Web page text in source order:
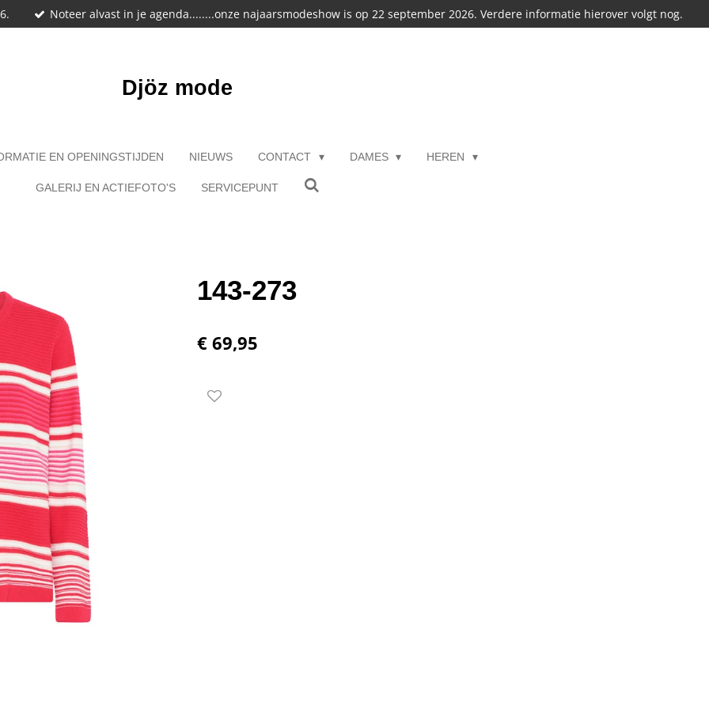
Noteer alvast in je agenda........onze najaarsmodeshow is op 22 september 2026. Verdere informatie hierover volgt nog.
Djöz mode
EN OPENINGSTIJDEN NIEUWS CONTACT DAMES HEREN
GALERIJ EN ACTIEFOTO'S SERVICEPUNT
143-273
€ 69,95